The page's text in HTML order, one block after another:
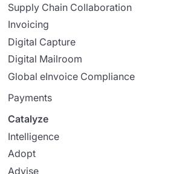
Supply Chain Collaboration
Invoicing
Digital Capture
Digital Mailroom
Global eInvoice Compliance
Payments
Catalyze
Intelligence
Adopt
Advise